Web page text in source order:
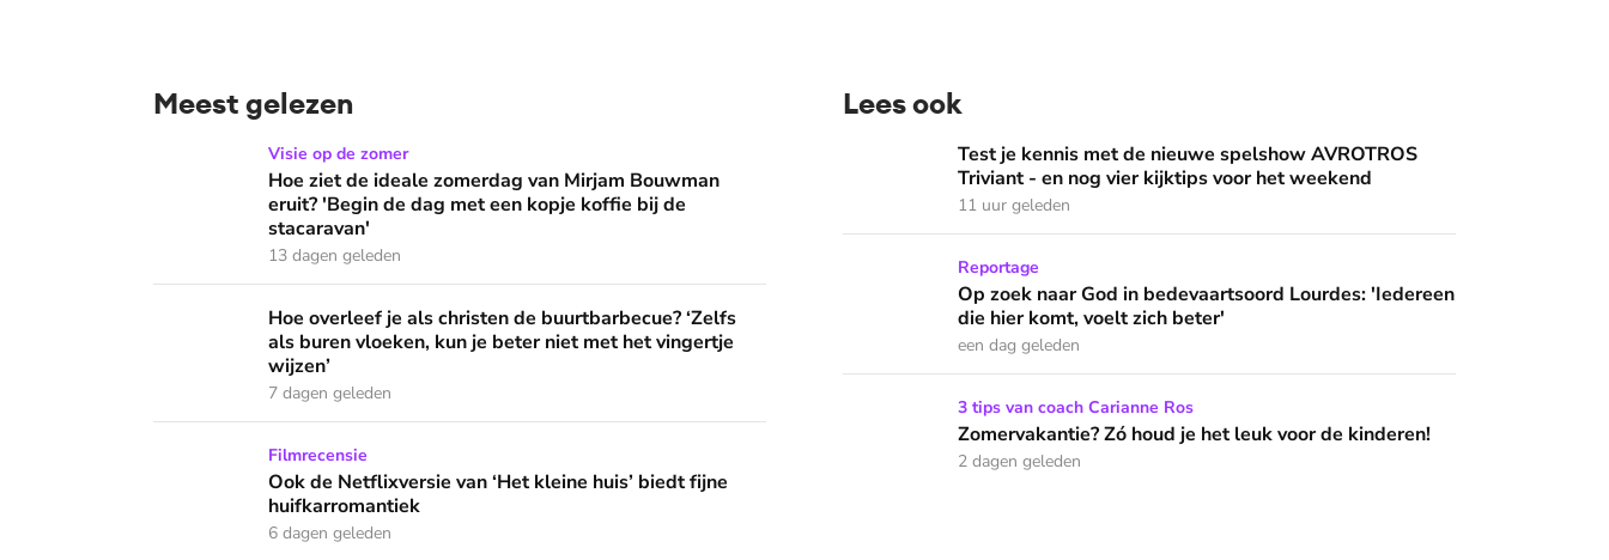
Meest gelezen
Hoe ziet de ideale zomerdag van Mirjam Bouwman eruit? 'Begin de dag met een kopje koffie bij de stacaravan'
Visie op de zomer
Hoe ziet de ideale zomerdag van Mirjam Bouwman
eruit? 'Begin de dag met een kopje koffie bij de
stacaravan'
13 dagen geleden
Hoe overleef je als christen de buurtbarbecue? ‘Zelfs als buren vloeken, kun je beter niet met het vingertje wijzen’
Hoe overleef je als christen de buurtbarbecue? ‘Zelfs
als buren vloeken, kun je beter niet met het vingertje
wijzen’
7 dagen geleden
Ook de Netflixversie van ‘Het kleine huis’ biedt fijne huifkarromantiek
Filmrecensie
Ook de Netflixversie van ‘Het kleine huis’ biedt fijne
huifkarromantiek
6 dagen geleden
Lees ook
Test je kennis met de nieuwe spelshow AVROTROS Triviant - en nog vier kijktips voor
Test je kennis met de nieuwe spelshow AVROTROS
Triviant - en nog vier kijktips voor het weekend
11 uur geleden
Op zoek naar God in bedevaartsoord Lourdes: 'Iedereen die hier komt, voelt zich beter'
Reportage
Op zoek naar God in bedevaartsoord Lourdes: 'Iedereen
die hier komt, voelt zich beter'
een dag geleden
Zomervakantie? Zó houd je het leuk voor de kinderen!
3 tips van coach Carianne Ros
Zomervakantie? Zó houd je het leuk voor de kinderen!
2 dagen geleden